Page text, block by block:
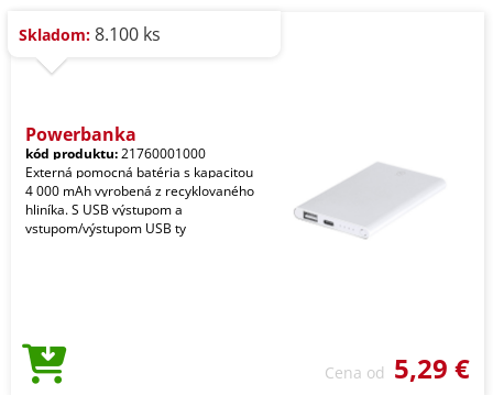
Skladom: 8.100 ks
Powerbanka
kód produktu:21760001000
Externá pomocná batéria s kapacitou
4 000 mAh vyrobená z recyklovaného
hliníka. S USB výstupom a
vstupom/výstupom USB ty
Cena od 5,29 €